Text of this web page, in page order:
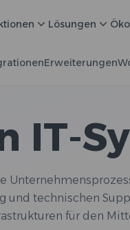
Lösungen
Erweiterungen
IT-
und technischen
für den